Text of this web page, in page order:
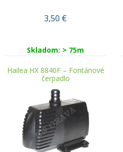
3,50 €
Skladom: > 75m
Hailea HX 8840F – Fontánové
čerpadlo